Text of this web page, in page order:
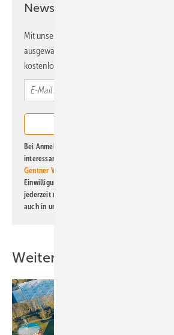
Newsletter!
Mit unserem Newsletter erhalten Sie
ausgewählte Informationen und
kostenlos direkt ins Postfach.
Bei Anmeldung zu diesem Newsletter bin ich
interessante Verlags- und Online-Angebote
Gentner Verlag GmbH & Co. KG
Einwilligung kann ich jederzeit widerrufen und
jederzeit möglich. Informationen zum Umgang
auch in unserer
Weitere Inhalte